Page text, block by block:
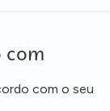
com
com o seu